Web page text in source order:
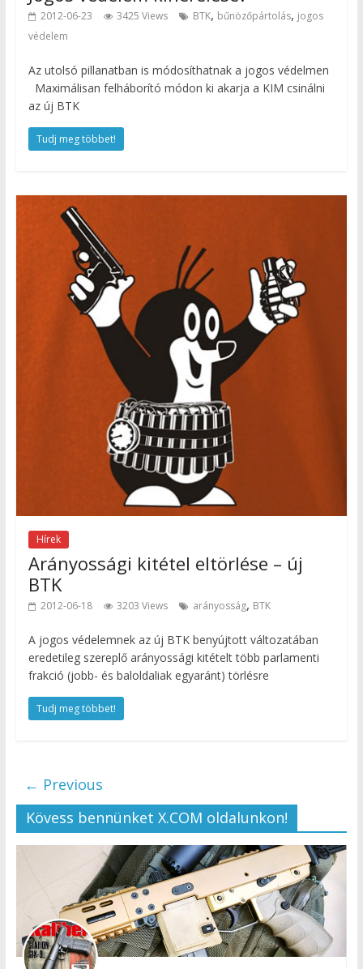
2012-06-23 3425 Views BTK, bűnözőpártolás, jogos
védelem
Az utolsó pillanatban is módosíthatnak a jogos védelmen
Maximálisan felháborító módon ki akarja a KIM csinálni
az új BTK
Tudj meg többet!
Hírek
Arányossági kitétel eltörlése – új
BTK
2012-06-18 3203 Views arányosság, BTK
A jogos védelemnek az új BTK benyújtott változatában
eredetileg szereplő arányossági kitételt több parlamenti
frakció (jobb- és baloldaliak egyaránt) törlésre
Tudj meg többet!
← Previous
Kövess bennünket X.COM oldalunkon!